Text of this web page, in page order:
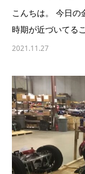
こんちは。 今日の
時期が近づいてる
2021.11.27